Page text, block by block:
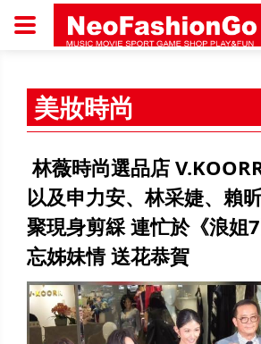
搜尋
美妝時尚
林薇時尚選品店
以及申力安、林采婕、賴
聚現身剪綵 連忙於《浪姐
忘姊妹情 送花恭賀